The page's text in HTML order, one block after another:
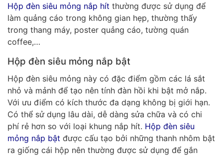
Hộp đèn siêu mỏng nắp hít thường được sử dụng để
làm quảng cáo trong không gian hẹp, thường thấy
trong thang máy, poster quảng cáo, tường quán
coffee,…
Hộp đèn siêu mỏng nắp bật
Hộp đèn siêu mỏng này có đặc điểm gồm các lá sắt
nhỏ và mảnh để tạo nên tính đàn hồi khi bật mở nắp.
Với ưu điểm có kích thước đa dạng không bị giới hạn.
Có thể sử dụng lâu dài, dễ dàng sửa chữa và có chi
phí rẻ hơn so với loại khung nắp hít. Hộp đèn siêu
mỏng nắp bật được cấu tạo bởi những thanh nhôm bật
ra giống cái hộp nên thường được sử dụng để gắn